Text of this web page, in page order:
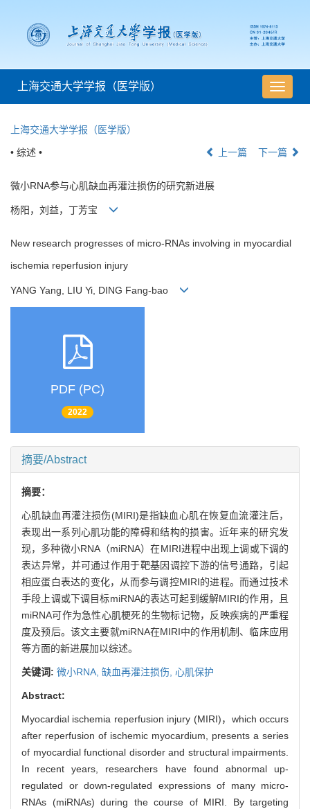
导
航
上海交通大学学报（医学版）
上海交通大学学报（医学版）
• 综述 • 上一篇 下一篇
微小RNA参与心肌缺血再灌注损伤的研究新进展
杨阳，刘益，丁芳宝
New research progresses of micro-RNAs involving in myocardial
ischemia reperfusion injury
YANG Yang, LIU Yi, DING Fang-bao
PDF (PC)
2022
摘要/Abstract
摘要：
心肌缺血再灌注损伤(MIRI)是指缺血心肌在恢复血流灌注后，
表现出一系列心肌功能的障碍和结构的损害。近年来的研究发
现，多种微小RNA（miRNA）在MIRI进程中出现上调或下调的
表达异常，并可通过作用于靶基因调控下游的信号通路，引起
相应蛋白表达的变化，从而参与调控MIRI的进程。而通过技术
手段上调或下调目标miRNA的表达可起到缓解MIRI的作用，且
miRNA可作为急性心肌梗死的生物标记物，反映疾病的严重程
度及预后。该文主要就miRNA在MIRI中的作用机制、临床应用
等方面的新进展加以综述。
关键词: 微小RNA, 缺血再灌注损伤, 心肌保护
Abstract:
Myocardial ischemia reperfusion injury (MIRI)，which occurs
after reperfusion of ischemic myocardium, presents a series
of myocardial functional disorder and structural impairments.
In recent years, researchers have found abnormal up-
regulated or down-regulated expressions of many micro-
RNAs (miRNAs) during the course of MIRI. By targeting